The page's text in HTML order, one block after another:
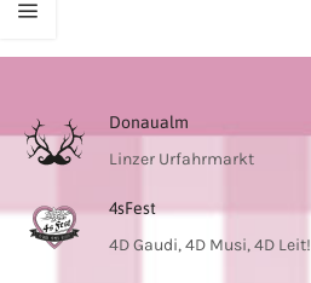
Donaualm
Linzer Urfahrmarkt
4sFest
4D Gaudi, 4D Musi, 4D Leit!